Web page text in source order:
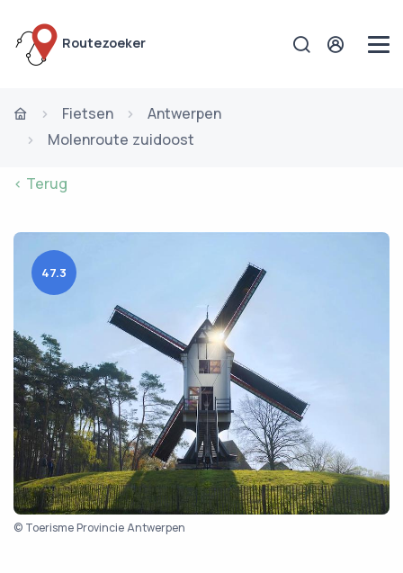
Routezoeker
Fietsen
Antwerpen
Molenroute zuidoost
< Terug
47.3
© Toerisme Provincie Antwerpen